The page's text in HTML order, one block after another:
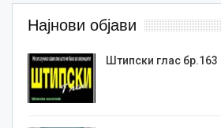
Најнови објави
Штипски глас бр.163